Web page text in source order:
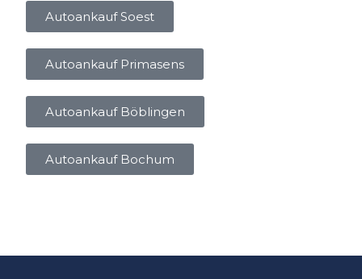
Autoankauf Soest
Autoankauf Primasens
Autoankauf Böblingen
Autoankauf Bochum